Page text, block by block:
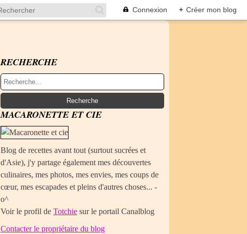
Connexion + Créer mon blog
RECHERCHE
MACARONETTE ET CIE
Blog de recettes avant tout (surtout sucrées et
d'Asie), j'y partage également mes découvertes
culinaires, mes photos, mes envies, mes coups de
cœur, mes escapades et pleins d'autres choses... -
o^
Voir le profil de Totchie sur le portail Canalblog
Contacter le propriétaire du blog